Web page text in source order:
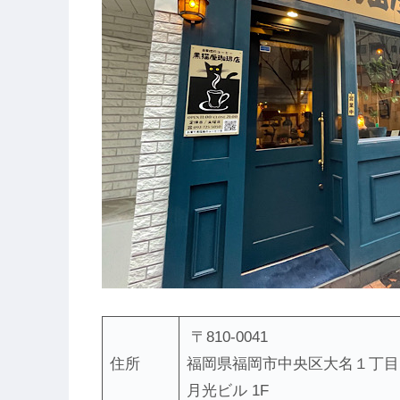
住所
〒810-0041
福岡県福岡市中央区大名１丁
月光ビル 1F